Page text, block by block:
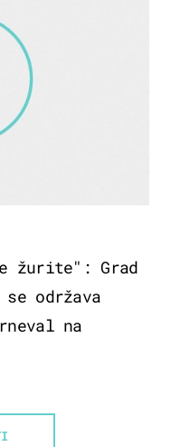
žurite": Grad
održava
na